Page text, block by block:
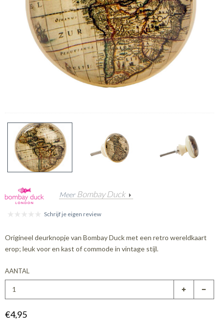
Meer Bombay Duck
Schrijf je eigen review
Origineel deurknopje van Bombay Duck met een retro wereldkaart
erop; leuk voor en kast of commode in vintage stijl.
AANTAL
€4,95